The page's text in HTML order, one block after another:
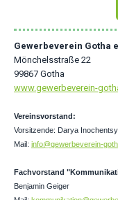
Gewerbeverein Gotha
Mönchelsstraße 22
99867 Gotha
www.gewerbeverein-
Vereinsvorstand:
Vorsitzende: Darya Inochentsy
Mail: info@gewerbeverein-
Fachvorstand
Benjamin Geiger